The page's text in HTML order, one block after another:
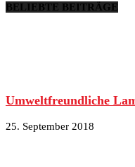
BELIEBTE BEITRÄGE
Umweltfreundliche
25. September 2018